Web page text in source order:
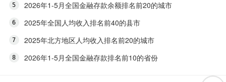
2026年1-5月全国金融存款余额排名前20的城市
2025年全国人均收入排名前40的县市
2025年北方地区人均收入排名前20的城市
2026年1-5月全国金融存款排名前10的省份